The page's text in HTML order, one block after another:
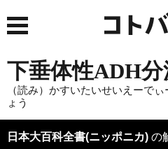
下垂体性ADH
（読み）かすいたいせいえーで
ょう
日本大百科全書(ニッポニカ) の